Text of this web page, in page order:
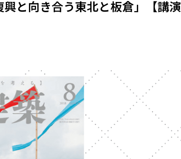
と向き合う東北と板倉」【講演